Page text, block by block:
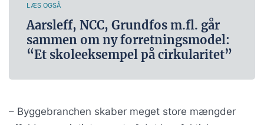
LÆS OGSÅ
Aarsleff, NCC, Grundfos m.fl. går
sammen om ny forretningsmodel:
“Et skoleeksempel på cirkularitet”
– Byggebranchen skaber meget store mængder